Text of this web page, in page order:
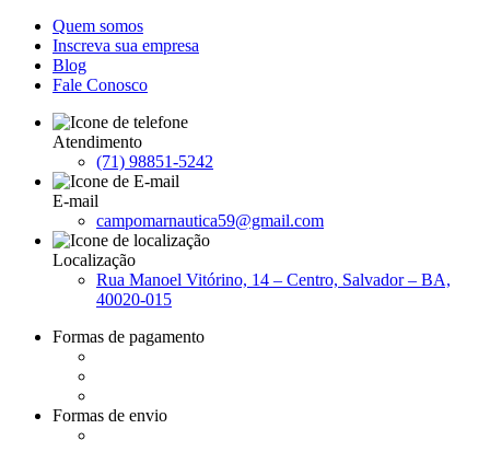
Quem somos
Inscreva sua empresa
Blog
Fale Conosco
Atendimento
(71) 98851-5242
E-mail
campomarnautica59@gmail.com
Localização
Rua Manoel Vitórino, 14 – Centro, Salvador – BA,
40020-015
Formas de pagamento
Formas de envio